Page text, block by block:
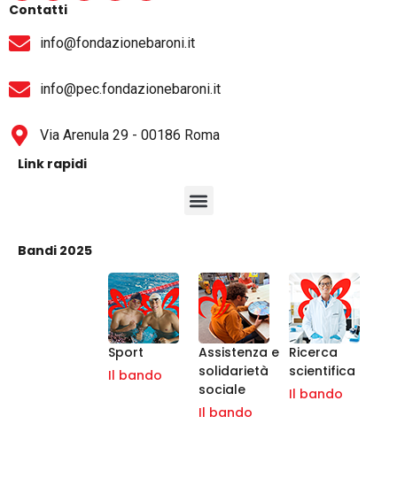
Contatti
info@fondazionebaroni.it
info@pec.fondazionebaroni.it
Via Arenula 29 - 00186 Roma
Link rapidi
Bandi 2025
Sport
Il bando
Assistenza e
solidarietà
sociale
Il bando
Ricerca
scientifica
Il bando